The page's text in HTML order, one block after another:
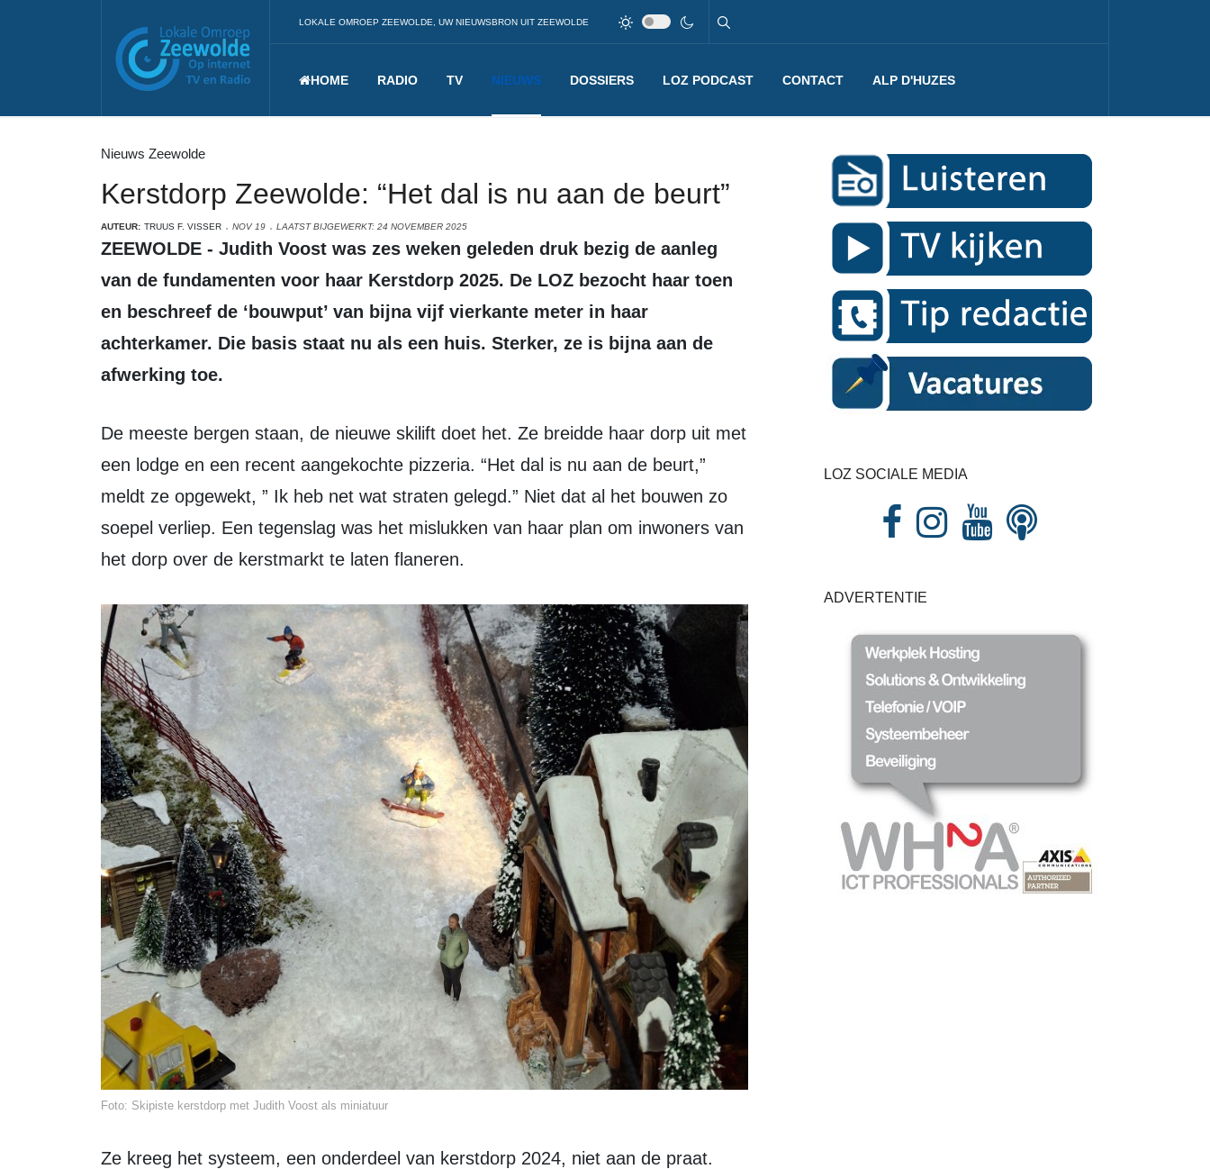
LOKALE OMROEP ZEEWOLDE, UW NIEUWSBRON UIT ZEEWOLDE
HOME RADIO TV NIEUWS DOSSIERS LOZ PODCAST CONTACT ALP D'HUZES
Nieuws Zeewolde
Kerstdorp Zeewolde: “Het dal is nu aan de beurt”
AUTEUR: TRUUS F. VISSER NOV 19 LAATST BIJGEWERKT: 24 NOVEMBER 2025
ZEEWOLDE - Judith Voost was zes weken geleden druk bezig de aanleg
van de fundamenten voor haar Kerstdorp 2025. De LOZ bezocht haar toen
en beschreef de ‘bouwput’ van bijna vijf vierkante meter in haar
achterkamer. Die basis staat nu als een huis. Sterker, ze is bijna aan de
afwerking toe.
De meeste bergen staan, de nieuwe skilift doet het. Ze breidde haar dorp uit met
een lodge en een recent aangekochte pizzeria. “Het dal is nu aan de beurt,”
meldt ze opgewekt, ” Ik heb net wat straten gelegd.” Niet dat al het bouwen zo
soepel verliep. Een tegenslag was het mislukken van haar plan om inwoners van
het dorp over de kerstmarkt te laten flaneren.
Foto: Skipiste kerstdorp met Judith Voost als miniatuur
Ze kreeg het systeem, een onderdeel van kerstdorp 2024, niet aan de praat.
LOZ SOCIALE MEDIA
ADVERTENTIE